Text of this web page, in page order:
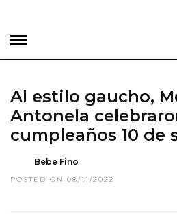
Al estilo gaucho,
Antonela
cumpleaños 10 de
Bebe Fino
POSTED ON 08/11/2022